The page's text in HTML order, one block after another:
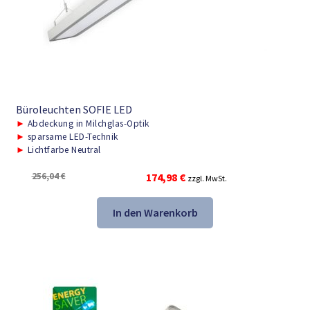
Büroleuchten SOFIE LED
► Abdeckung in Milchglas-Optik
► sparsame LED-Technik
► Lichtfarbe Neutral
256,04€
Ursprünglicher
war:
256,04 €
174,98 €Aktueller
ist:
174,98 €.
zzgl. MwSt.
In den Warenkorb